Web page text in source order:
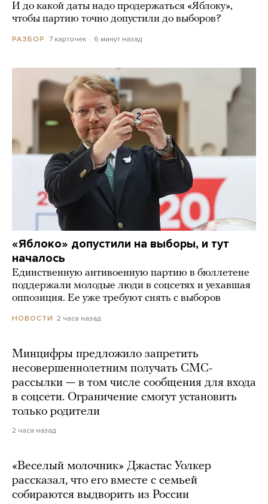
И до какой даты надо продержаться «Яблоку»,
чтобы партию точно допустили до выборов?
РАЗБОР 7 карточек 6 минут назад
«Яблоко» допустили на выборы, и тут
началось
Единственную антивоенную партию в бюллетене
поддержали молодые люди в соцсетях и уехавшая
оппозиция. Ее уже требуют снять с выборов
НОВОСТИ 2 часа назад
Минцифры предложило запретить
несовершеннолетним получать СМС-
рассылки — в том числе сообщения для входа
в соцсети. Ограничение смогут установить
только родители
2 часа назад
«Веселый молочник» Джастас Уолкер
рассказал, что его вместе с семьей
собираются выдворить из России